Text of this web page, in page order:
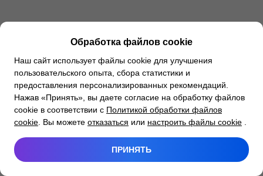
Обработка файлов cookie
Наш сайт использует файлы cookie для улучшения
пользовательского опыта, сбора статистики и
предоставления персонализированных рекомендаций.
Нажав «Принять», вы даете согласие на обработку файлов
cookie в соответствии с Политикой обработки файлов
cookie . Вы можете отказаться или настроить файлы cookie
ПРИНЯТЬ